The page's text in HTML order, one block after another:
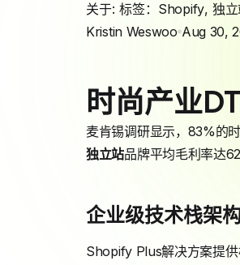
关于: 标签： Shopify, 独
Kristin Weswoo Aug 30,
时尚产业
麦肯锡调研显示，83%的
独立站品牌平均毛利率达
企业级技术栈架
Shopify Plus解决方案提